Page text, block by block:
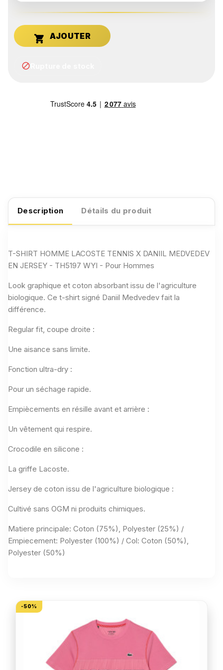


Description Détails du produit
T-SHIRT HOMME LACOSTE TENNIS X DANIIL MEDVEDEV
EN JERSEY - TH5197 WYI - Pour Hommes
Look graphique et coton absorbant issu de l'agriculture
biologique. Ce t-shirt signé Daniil Medvedev fait la
différence.
Regular fit, coupe droite :
Une aisance sans limite.
Fonction ultra-dry :
Pour un séchage rapide.
Empiècements en résille avant et arrière :
Un vêtement qui respire.
Crocodile en silicone :
La griffe Lacoste.
Jersey de coton issu de l'agriculture biologique :
Cultivé sans OGM ni produits chimiques.
Matiere principale: Coton (75%), Polyester (25%) /
Empiecement: Polyester (100%) / Col: Coton (50%),
Polyester (50%)
-50%